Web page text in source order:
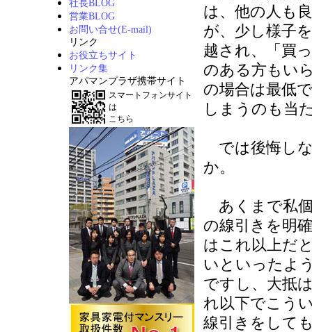
社長BLOG
営業BLOG
お問い合せ(E-mail)
リンク
お役立ちサイト
リンク集
アパマンプラザ携帯サイト
スマートフォンサイト
は
こちら
は、他の人も
が、少し様子
越され、「買
のある方もい
の場合は最低
しまうのも当
では後悔し
か。
あくまで私
の線引きを明
はこれ以上だ
いといったよ
ですし、大抵
れ以下でこう
線引きをして